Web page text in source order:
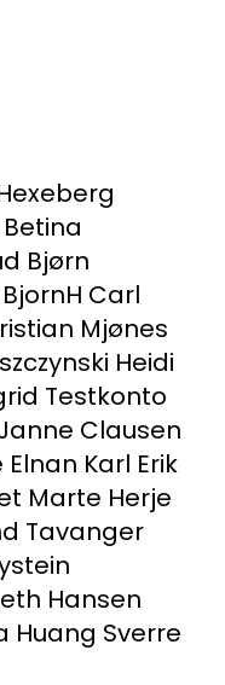
Betina
Bjørn
BjornH Carl
Mjønes
Heidi
Testkonto
Clausen
Elnan Karl Erik
Marte Herje
Tavanger
Hansen
Huang Sverre